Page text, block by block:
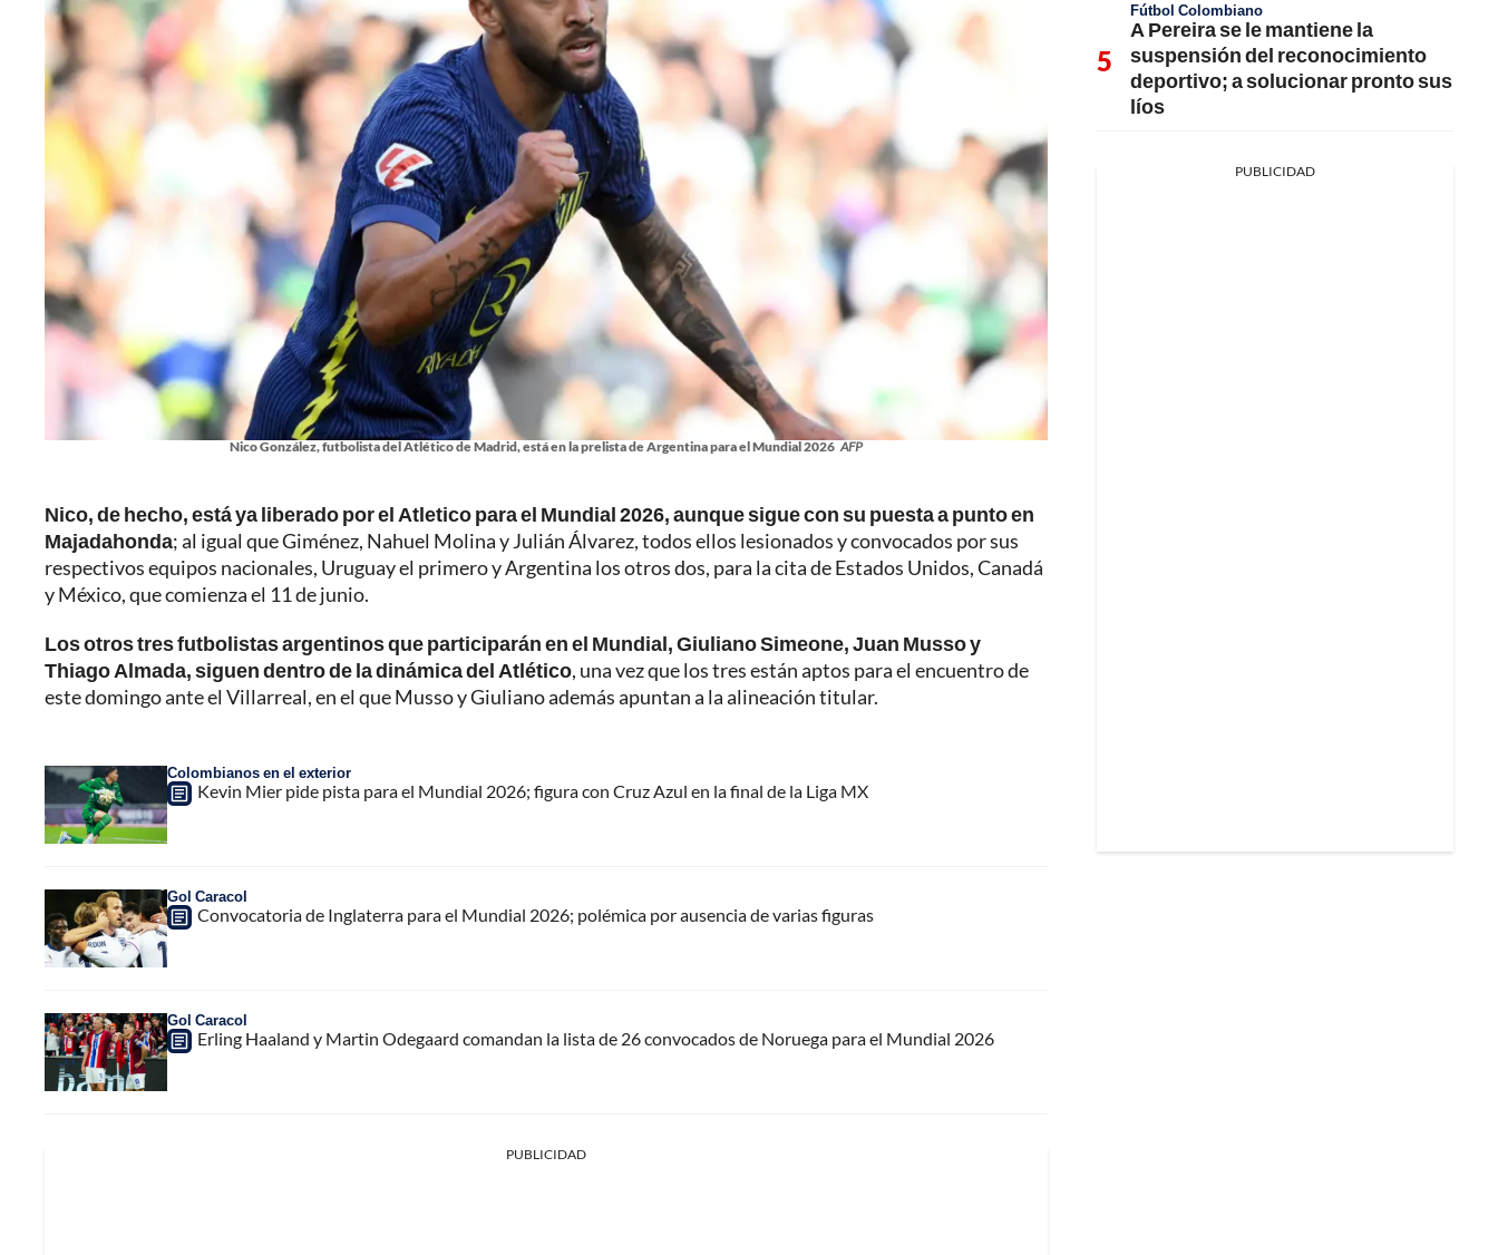
Nico González, futbolista del Atlético de Madrid, está en la prelista de Argentina para el Mundial 2026 AFP
Nico, de hecho, está ya liberado por el Atletico para el Mundial 2026, aunque sigue con su puesta a punto en
Majadahonda; al igual que Giménez, Nahuel Molina y Julián Álvarez, todos ellos lesionados y convocados por sus
respectivos equipos nacionales, Uruguay el primero y Argentina los otros dos, para la cita de Estados Unidos, Canadá
y México, que comienza el 11 de junio.
Los otros tres futbolistas argentinos que participarán en el Mundial, Giuliano Simeone, Juan Musso y
Thiago Almada, siguen dentro de la dinámica del Atlético, una vez que los tres están aptos para el encuentro de
este domingo ante el Villarreal, en el que Musso y Giuliano además apuntan a la alineación titular.
Colombianos en el exterior
Kevin Mier pide pista para el Mundial 2026; figura con Cruz Azul en la final de la Liga MX
Gol Caracol
Convocatoria de Inglaterra para el Mundial 2026; polémica por ausencia de varias figuras
Gol Caracol
Erling Haaland y Martin Odegaard comandan la lista de 26 convocados de Noruega para el Mundial 2026
PUBLICIDAD
Fútbol Colombiano
A Pereira se le mantiene la
suspensión del reconocimiento
deportivo; a solucionar pronto sus
líos
PUBLICIDAD